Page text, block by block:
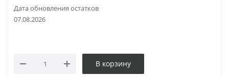
Дата обновления остатков
07.08.2026
В корзину